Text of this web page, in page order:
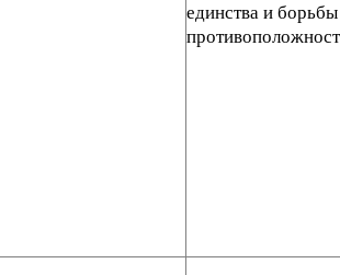
единства и борьбы